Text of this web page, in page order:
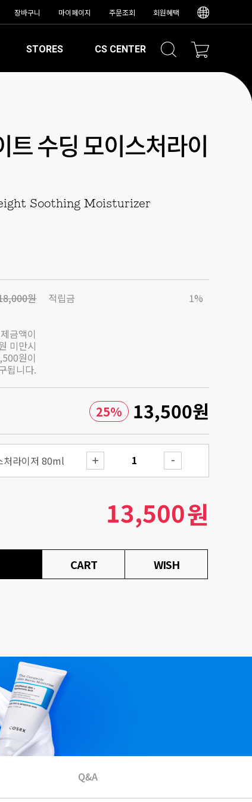
장바구니 마이페이지 주문조회 회원혜택
STORES CS CENTER
트 수딩 모이스처라이
Soothing Moisturizer
원 적립금 1%
금액이
미만시
원이
됩니다.
25% 13,500원
처라이저 80ml
13,500원
CART WISH
Q&A